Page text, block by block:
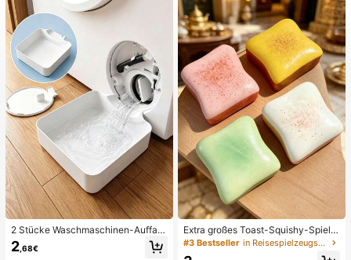
2 Stücke Waschmaschinen-Auffan
gwanne Tropfschale, wasserdichte
Bodenschutzmatte für Waschraum,
2 ,68€
Extra großes Toast-Squishy-Spielz
eug, superweiches Buttertoast-Stre
ssabbau-Drückspielzeug, erhältlich
#3 Bestseller in Reisespielzeugset Quetschspielzeug für Teenager